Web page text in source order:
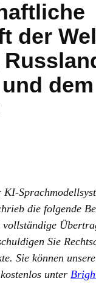
der
die folgende
vollständige
Sie
Sie können
unter